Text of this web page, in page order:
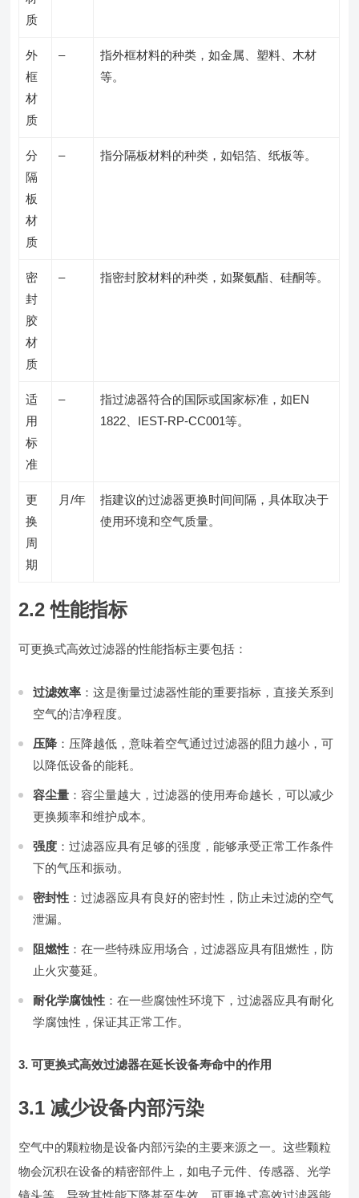
质
外
框
材
质
–
指外框材料的种类，如金属、塑料、木材
等。
分
隔
板
材
质
– 指分隔板材料的种类，如铝箔、纸板等。
密
封
胶
材
质
– 指密封胶材料的种类，如聚氨酯、硅酮等。
适
用
标
准
–
指过滤器符合的国际或国家标准，如EN
1822、IEST-RP-CC001等。
更
换
周
期
月/年
指建议的过滤器更换时间间隔，具体取决于
使用环境和空气质量。
2.2 性能指标
可更换式高效过滤器的性能指标主要包括：
过滤效率 ：这是衡量过滤器性能的重要指标，直接关系到
空气的洁净程度。
压降 ：压降越低，意味着空气通过过滤器的阻力越小，可
以降低设备的能耗。
容尘量 ：容尘量越大，过滤器的使用寿命越长，可以减少
更换频率和维护成本。
强度 ：过滤器应具有足够的强度，能够承受正常工作条件
下的气压和振动。
密封性 ：过滤器应具有良好的密封性，防止未过滤的空气
泄漏。
阻燃性 ：在一些特殊应用场合，过滤器应具有阻燃性，防
止火灾蔓延。
耐化学腐蚀性 ：在一些腐蚀性环境下，过滤器应具有耐化
学腐蚀性，保证其正常工作。
3. 可更换式高效过滤器在延长设备寿命中的作用
3.1 减少设备内部污染
空气中的颗粒物是设备内部污染的主要来源之一。这些颗粒
物会沉积在设备的精密部件上，如电子元件、传感器、光学
镜头等，导致其性能下降甚至失效。可更换式高效过滤器能